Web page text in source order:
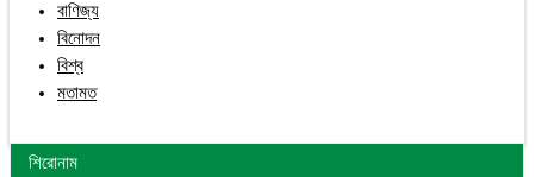
বাণিজ্য
বিনোদন
বিশ্ব
মতামত
শিরোনাম